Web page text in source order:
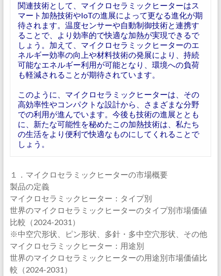
関連技術として、マイクロセラミックヒーターはス
マート加熱技術やIoTの進展によって更なる進化が期
待されます。温度センサーや自動制御技術と連携す
ることで、より効率的で快適な加熱が実現できるで
しょう。加えて、マイクロセラミックヒーターのエ
ネルギー効率の向上や材料技術の発展により、持続
可能なエネルギー利用が可能となり、環境への負荷
も軽減されることが期待されています。
このように、マイクロセラミックヒーターは、その
高効率性やコンパクトな設計から、さまざまな分野
での利用が進んでいます。今後も技術の進展ととも
に、新たな可能性を秘めたこの加熱技術は、私たち
の生活をより便利で快適なものにしてくれることで
しょう。
１．マイクロセラミックヒーターの市場概要
製品の定義
マイクロセラミックヒーター：タイプ別
世界のマイクロセラミックヒーターのタイプ別市場価値
比較（2024-2031）
※中空穴形状、ピン形状、多針・多中空穴形状、その他
マイクロセラミックヒーター：用途別
世界のマイクロセラミックヒーターの用途別市場価値比
較（2024-2031）